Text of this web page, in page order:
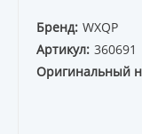
Бренд: WXQP
Артикул: 360691
Оригинальный